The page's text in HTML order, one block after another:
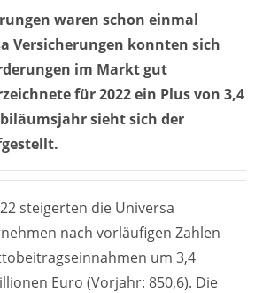
waren schon einmal
Versicherungen konnten sich
im Markt gut
für 2022 ein Plus von 3,4
sieht sich der
steigerten die Universa
nach vorläufigen Zahlen
um 3,4
Euro (Vorjahr: 850,6). Die